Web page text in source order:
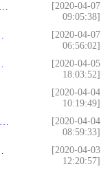
[2020-04-07
09:05:38]
[2020-04-07
06:56:02]
[2020-04-05
18:03:52]
[2020-04-04
10:19:49]
[2020-04-04
08:59:33]
[2020-04-03
12:20:57]